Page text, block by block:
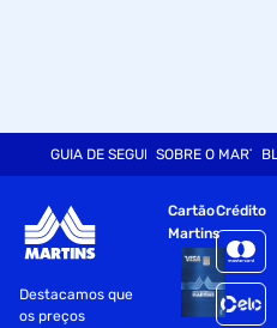
GUIA DE SEGURANÇASOBRE O MARTINS
Destacamos que
os preços
Cartão
Martins
Crédito